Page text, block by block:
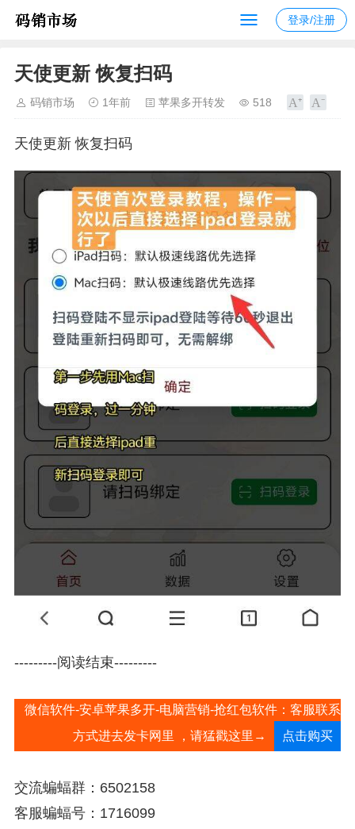
登录/注册
天使更新 恢复扫码
码销市场 1年前 苹果多开转发 518
天使更新 恢复扫码
---------阅读结束---------
微信软件-安卓苹果多开-电脑营销-抢红包软件：客服联系
方式进去发卡网里 ，请猛戳这里→
点击购买
交流蝙蝠群：6502158
客服蝙蝠号：1716099